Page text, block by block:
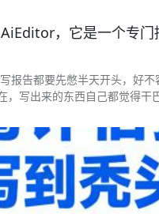
告都要先憋半天开头，好不
写出来的东西自己都觉得干